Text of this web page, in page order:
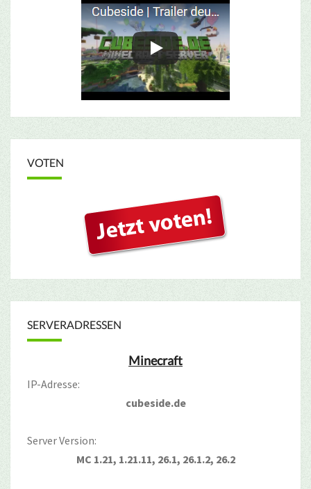
VOTEN
SERVERADRESSEN
Minecraft
IP-Adresse:
cubeside.de
Server Version:
MC 1.21, 1.21.11, 26.1, 26.1.2, 26.2